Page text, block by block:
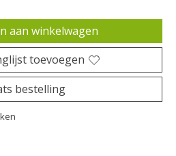
aan winkelwagen
toevoegen
bestelling